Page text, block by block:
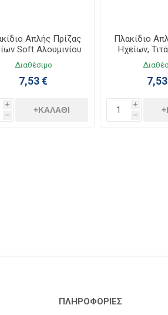
Απλής Πρίζας
Soft Αλουμινίου
Galea Life 771300
Διαθέσιμο
7,53 €
i
h
+ΚΑΛΆΘΙ
Πλακίδιο
Ηχείων,
Life
i
h
ΠΛΗΡΟΦΟΡΊΕΣ